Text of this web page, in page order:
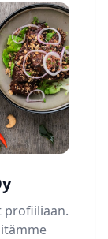
profiiliaan.